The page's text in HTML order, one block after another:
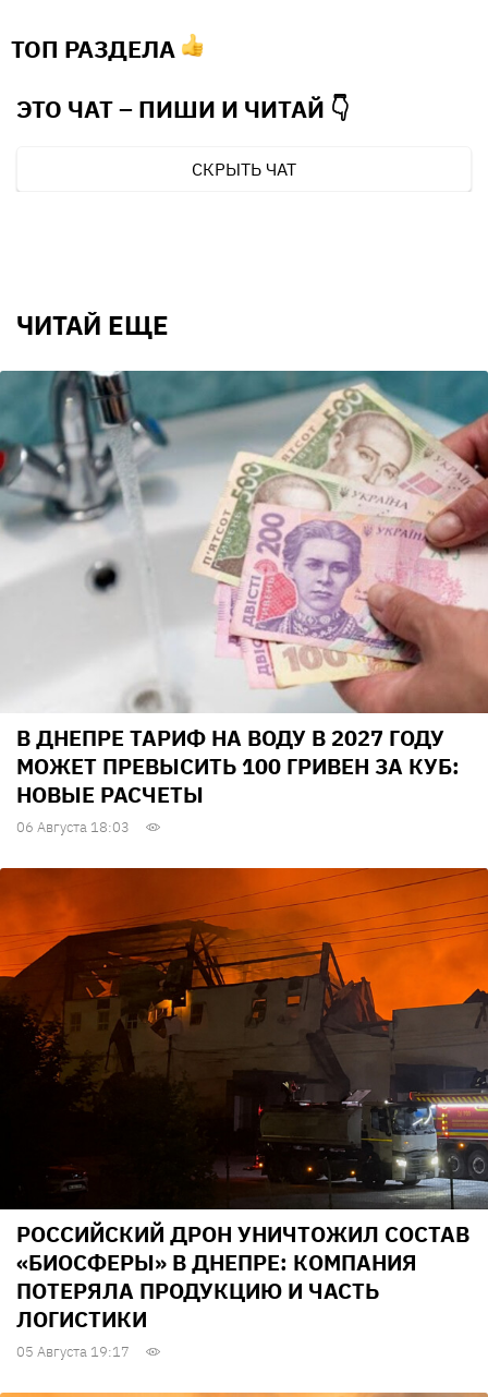
ТОП РАЗДЕЛА
ЭТО ЧАТ – ПИШИ И ЧИТАЙ 👇
СКРЫТЬ ЧАТ
ЧИТАЙ ЕЩЕ
В ДНЕПРЕ ТАРИФ НА ВОДУ В 2027 ГОДУ
МОЖЕТ ПРЕВЫСИТЬ 100 ГРИВЕН ЗА КУБ:
НОВЫЕ РАСЧЕТЫ
06 Августа 18:03
РОССИЙСКИЙ ДРОН УНИЧТОЖИЛ СОСТАВ
«БИОСФЕРЫ» В ДНЕПРЕ: КОМПАНИЯ
ПОТЕРЯЛА ПРОДУКЦИЮ И ЧАСТЬ
ЛОГИСТИКИ
05 Августа 19:17